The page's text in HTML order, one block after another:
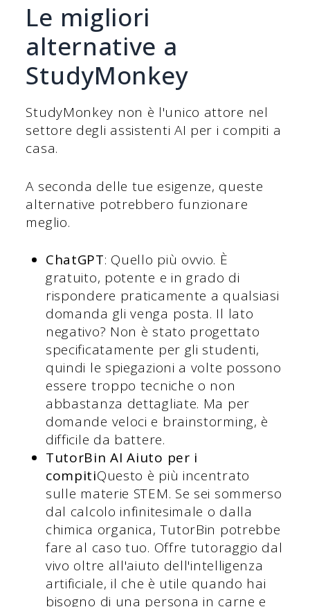
Le migliori
alternative a
StudyMonkey
StudyMonkey non è l'unico attore nel
settore degli assistenti AI per i compiti a
casa.
A seconda delle tue esigenze, queste
alternative potrebbero funzionare
meglio.
ChatGPT: Quello più ovvio. È
gratuito, potente e in grado di
rispondere praticamente a qualsiasi
domanda gli venga posta. Il lato
negativo? Non è stato progettato
specificatamente per gli studenti,
quindi le spiegazioni a volte possono
essere troppo tecniche o non
abbastanza dettagliate. Ma per
domande veloci e brainstorming, è
difficile da battere.
TutorBin AI Aiuto per i
compitiQuesto è più incentrato
sulle materie STEM. Se sei sommerso
dal calcolo infinitesimale o dalla
chimica organica, TutorBin potrebbe
fare al caso tuo. Offre tutoraggio dal
vivo oltre all'aiuto dell'intelligenza
artificiale, il che è utile quando hai
bisogno di una persona in carne e